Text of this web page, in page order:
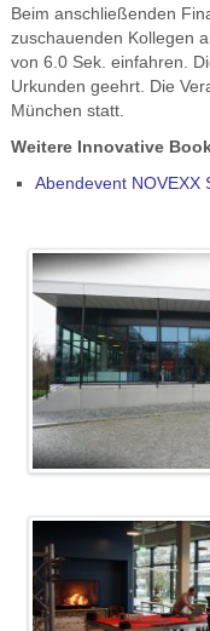
Beim anschließenden
zuschauenden Kollegen
von 6.0 Sek. einfahren.
Urkunden geehrt. Die
München statt.
Weitere Innovative
Abendevent NOVEXX